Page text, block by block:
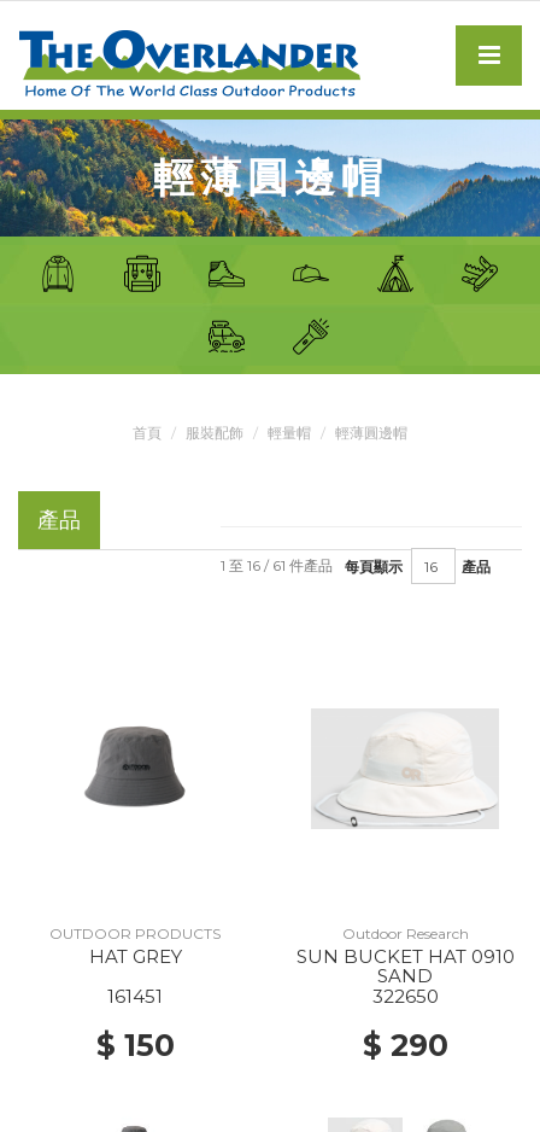
輕薄圓邊帽
首頁 服裝配飾 輕量帽 輕薄圓邊帽
產品
每頁顯示 產品
1 至 16 / 61 件產品
OUTDOOR PRODUCTS
HAT GREY
161451
$ 150
Outdoor Research
SUN BUCKET HAT 0910
SAND
322650
$ 290